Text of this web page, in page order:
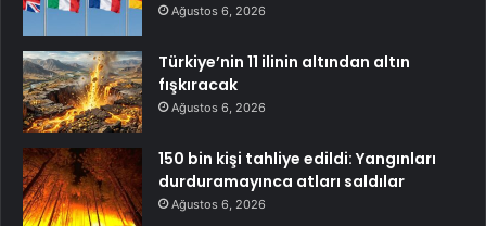
Ağustos 6, 2026
Türkiye’nin 11 ilinin altından altın
fışkıracak
Ağustos 6, 2026
150 bin kişi tahliye edildi: Yangınları
durduramayınca atları saldılar
Ağustos 6, 2026